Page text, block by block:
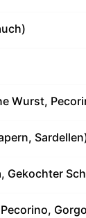
Wurst,
Gekochter